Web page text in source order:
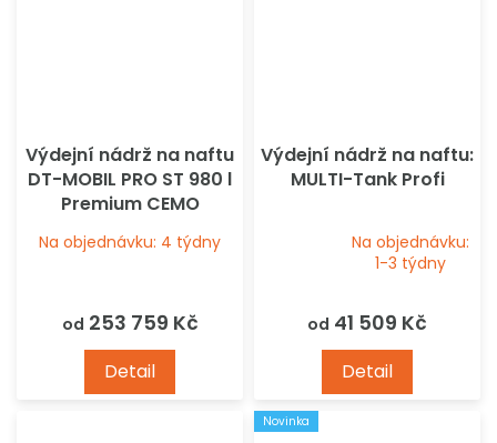
Výdejní nádrž na naftu
DT-MOBIL PRO ST 980 l
Premium CEMO
Na objednávku: 4 týdny
od 253 759 Kč
Detail
Výdejní nádrž na naftu:
MULTI-Tank Profi
5
hvězdiček.
Na objednávku:
1-3 týdny
od 41 509 Kč
Detail
Novinka